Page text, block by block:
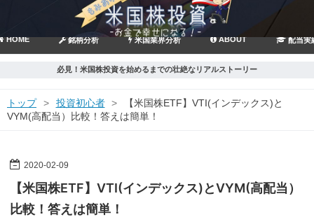
HOME 銘柄分析 米国業界分析 ABOUT 配当実
必見！米国株投資を始めるまでの壮絶なリアルストーリー
トップ > 投資初心者 >
【米国株ETF】VTI(インデックス)と
VYM(高配当）比較！答えは簡単！
2020-02-09
【米国株ETF】VTI(インデックス)とVYM(高配当）
比較！答えは簡単！